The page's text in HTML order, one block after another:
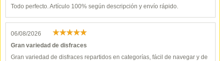
Todo perfecto. Artículo 100% según descripción y envío rápido.
06/08/2026
Gran variedad de disfraces
Gran variedad de disfraces repartidos en categorías, fácil de navegar y de